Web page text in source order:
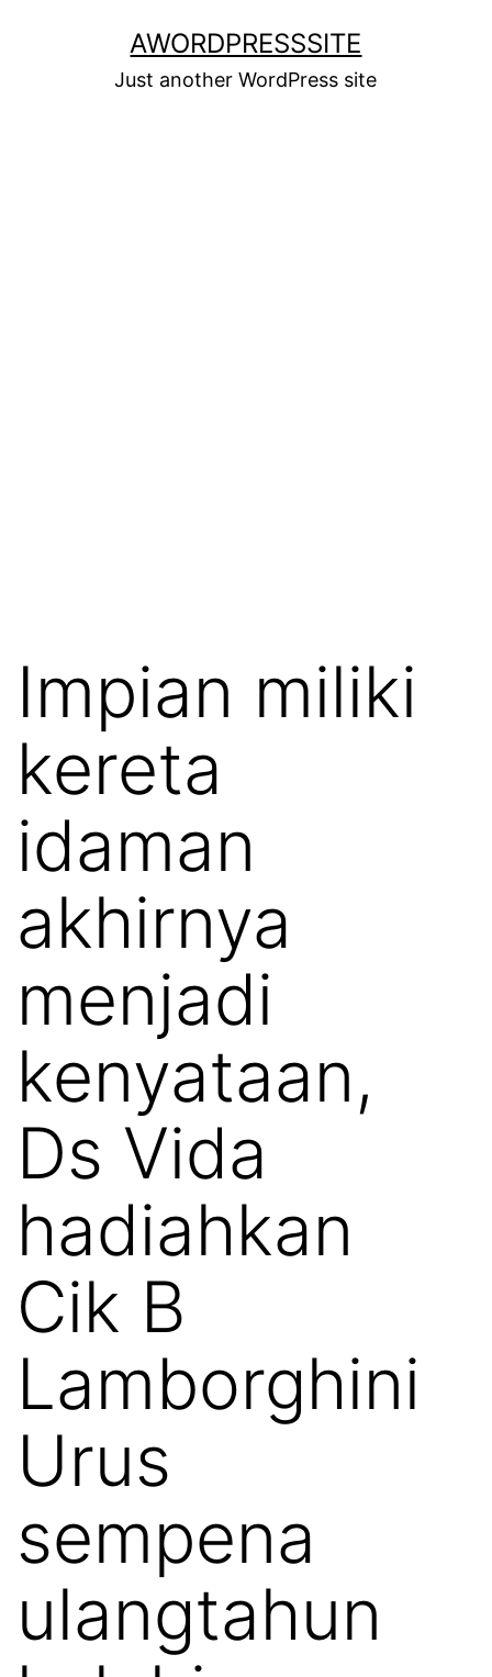
AWORDPRESSSITE
Just another WordPress site
Impian miliki
kereta
idaman
akhirnya
menjadi
kenyataan,
Ds Vida
hadiahkan
Cik B
Lamborghini
Urus
sempena
ulangtahun